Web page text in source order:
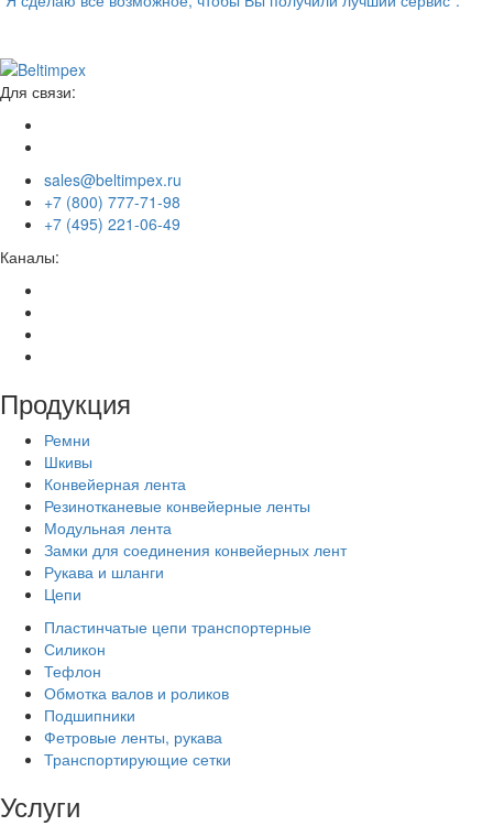
Для связи:
sales@beltimpex.ru
+7 (800) 777-71-98
+7 (495) 221-06-49
Каналы:
Продукция
Ремни
Шкивы
Конвейерная лента
Резинотканевые конвейерные ленты
Модульная лента
Замки для соединения конвейерных лент
Рукава и шланги
Цепи
Пластинчатые цепи транспортерные
Силикон
Тефлон
Обмотка валов и роликов
Подшипники
Фетровые ленты, рукава
Транспортирующие сетки
Услуги